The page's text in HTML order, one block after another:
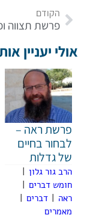
הקודם
אולי יעניין אותך
פרשת ראה –
לבחור בחיים
של גדלות
הרב גור גלון |
חומש דברים |
ראה | דברים |
מאמרים